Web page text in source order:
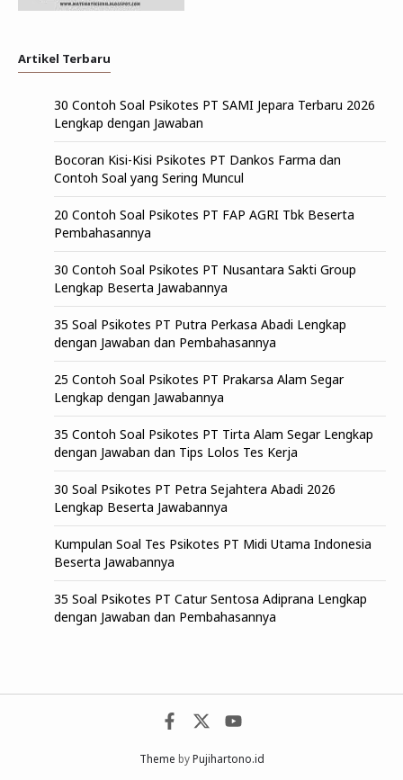
Artikel Terbaru
30 Contoh Soal Psikotes PT SAMI Jepara Terbaru 2026
Lengkap dengan Jawaban
Bocoran Kisi-Kisi Psikotes PT Dankos Farma dan
Contoh Soal yang Sering Muncul
20 Contoh Soal Psikotes PT FAP AGRI Tbk Beserta
Pembahasannya
30 Contoh Soal Psikotes PT Nusantara Sakti Group
Lengkap Beserta Jawabannya
35 Soal Psikotes PT Putra Perkasa Abadi Lengkap
dengan Jawaban dan Pembahasannya
25 Contoh Soal Psikotes PT Prakarsa Alam Segar
Lengkap dengan Jawabannya
35 Contoh Soal Psikotes PT Tirta Alam Segar Lengkap
dengan Jawaban dan Tips Lolos Tes Kerja
30 Soal Psikotes PT Petra Sejahtera Abadi 2026
Lengkap Beserta Jawabannya
Kumpulan Soal Tes Psikotes PT Midi Utama Indonesia
Beserta Jawabannya
35 Soal Psikotes PT Catur Sentosa Adiprana Lengkap
dengan Jawaban dan Pembahasannya
Theme byPujihartono.id